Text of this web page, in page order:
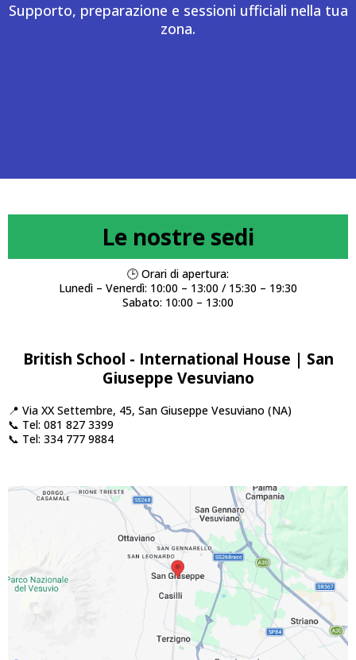
Supporto, preparazione e sessioni ufficiali nella tua
zona.
Le nostre sedi
🕒 Orari di apertura:
Lunedì – Venerdì: 10:00 – 13:00 / 15:30 – 19:30
Sabato: 10:00 – 13:00
British School - International House | San
Giuseppe Vesuviano
📍 Via XX Settembre, 45, San Giuseppe Vesuviano (NA)
📞 Tel: 081 827 3399
📞 Tel: 334 777 9884